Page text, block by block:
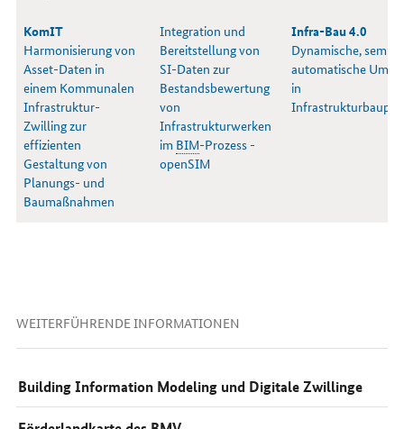
KomIT
Harmonisierung von
Asset-Daten in
einem Kommunalen
Infrastruktur-
Zwilling zur
effizienten
Gestaltung von
Planungs- und
Baumaßnahmen
Integration und
Bereitstellung von
SI-Daten zur
Bestandsbewertung
von
Infrastrukturwerken
im BIM-Prozess -
openSIM
Infra-Bau 4.0
Dynamische, semi-
automatische
in
WEITERFÜHRENDE INFORMATIONEN
Building Information Modeling und Digitale Zwillinge